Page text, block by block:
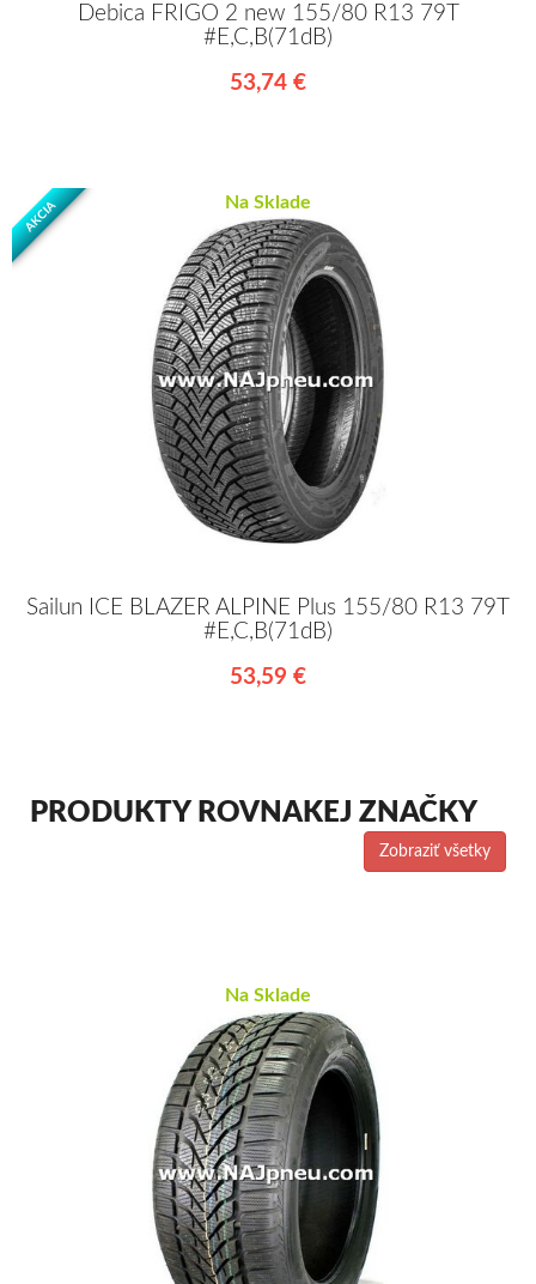
Debica FRIGO 2 new 155/80 R13 79T
#E,C,B(71dB)
53,74 €
AKCIA Na Sklade
Sailun ICE BLAZER ALPINE Plus 155/80 R13 79T
#E,C,B(71dB)
53,59 €
PRODUKTY ROVNAKEJ ZNAČKY
Zobraziť všetky
Na Sklade